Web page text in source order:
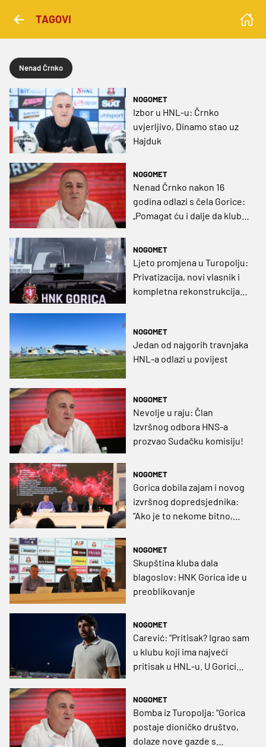
TAGOVI
Nenad Črnko
NOGOMET
Izbor u HNL-u: Črnko
uvjerljivo, Dinamo stao uz
Hajduk
NOGOMET
Nenad Črnko nakon 16
godina odlazi s čela Gorice:
„Pomagat ću i dalje da klub
NOGOMET
Ljeto promjena u Turopolju:
Privatizacija, novi vlasnik i
kompletna rekonstrukcija
NOGOMET
Jedan od najgorih travnjaka
HNL-a odlazi u povijest
NOGOMET
Nevolje u raju: Član
Izvršnog odbora HNS-a
prozvao Sudačku komisiju!
NOGOMET
Gorica dobila zajam i novog
izvršnog dopredsjednika:
“Ako je to nekome bitno,
NOGOMET
Skupština kluba dala
blagoslov: HNK Gorica ide u
preoblikovanje
NOGOMET
Carević: “Pritisak? Igrao sam
u klubu koji ima najveći
pritisak u HNL-u. U Gorici
NOGOMET
Bomba iz Turopolja: “Gorica
postaje dioničko društvo,
dolaze nove gazde s